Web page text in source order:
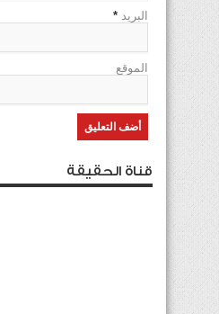
البريد *
الموقع
قناة الحقيقة